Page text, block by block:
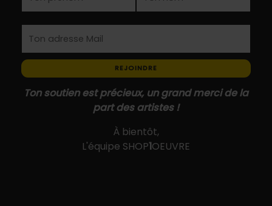
REJOINDRE
Ton soutien est précieux, un grand merci de la
part des artistes !
À bientôt,
L'équipe SHOP1OEUVRE